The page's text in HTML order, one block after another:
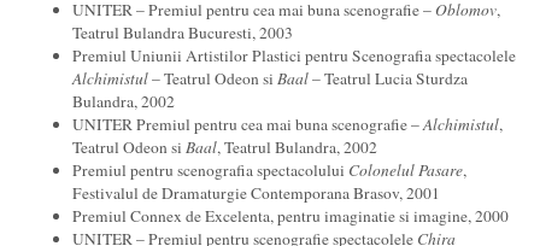
UNITER – Premiul pentru cea mai buna scenografie –Oblomov,
Teatrul Bulandra Bucuresti, 2003
Premiul Uniunii Artistilor Plastici pentru Scenografia spectacolele
Alchimistul– Teatrul Odeon si Baal– Teatrul Lucia Sturdza
Bulandra, 2002
UNITER Premiul pentru cea mai buna scenografie –Alchimistul,
Teatrul Odeon si Baal, Teatrul Bulandra, 2002
Premiul pentru scenografia spectacolului Colonelul Pasare,
Festivalul de Dramaturgie Contemporana Brasov, 2001
Premiul Connex de Excelenta, pentru imaginatie si imagine, 2000
UNITER – Premiul pentru scenografie spectacolele Chira